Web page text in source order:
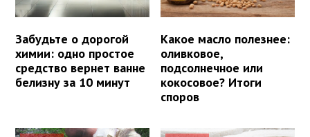
Забудьте о дорогой
химии: одно простое
средство вернет ванне
белизну за 10 минут
Какое масло полезнее:
оливковое,
подсолнечное или
кокосовое? Итоги
споров